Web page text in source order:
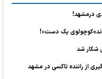
درمشهد!
شکار شد
از راننده تاکسی در مشهد